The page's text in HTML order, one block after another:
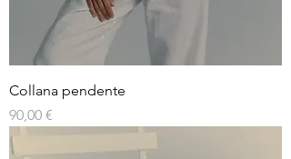
Collana pendente
Prezzo
90,00 €